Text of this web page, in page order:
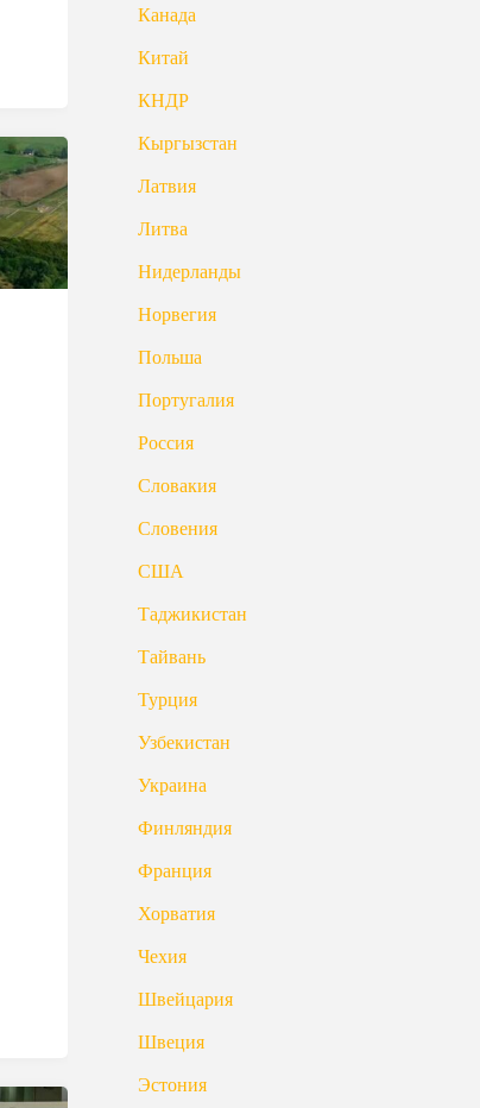
Канада
Китай
КНДР
Кыргызстан
Латвия
Литва
Нидерланды
Норвегия
Польша
Португалия
Россия
Словакия
Словения
США
Таджикистан
Тайвань
Турция
Узбекистан
Украина
Финляндия
Франция
Хорватия
Чехия
Швейцария
Швеция
Эстония